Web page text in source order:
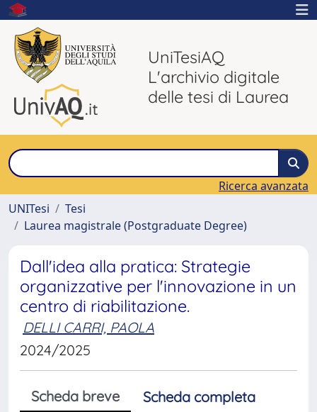
UniTesiAQ
L'archivio digitale
delle tesi di Laurea
Ricerca avanzata
UNITesi
Tesi
Laurea magistrale (Postgraduate Degree)
Dall'idea alla pratica: Strategie
organizzative per l'innovazione in un
centro di riabilitazione.
DELLI CARRI, PAOLA
2024/2025
Scheda breve
Scheda completa